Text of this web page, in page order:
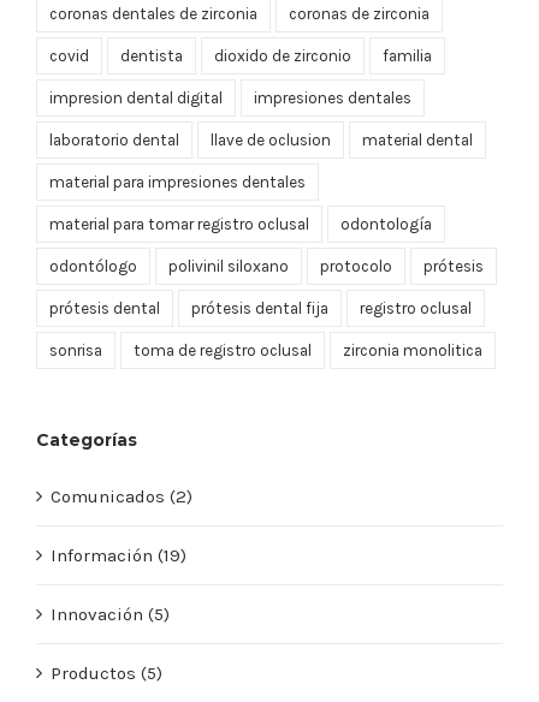
coronas dentales de zirconia coronas de zirconia
covid dentista dioxido de zirconio familia
impresion dental digital impresiones dentales
laboratorio dental llave de oclusion material dental
material para impresiones dentales
material para tomar registro oclusal odontología
odontólogo polivinil siloxano protocolo prótesis
prótesis dental prótesis dental fija registro oclusal
sonrisa toma de registro oclusal zirconia monolitica
Categorías
Comunicados (2)
Información (19)
Innovación (5)
Productos (5)